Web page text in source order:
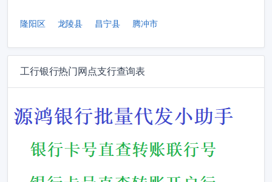
隆阳区 龙陵县 昌宁县 腾冲市
工行银行热门网点支行查询表